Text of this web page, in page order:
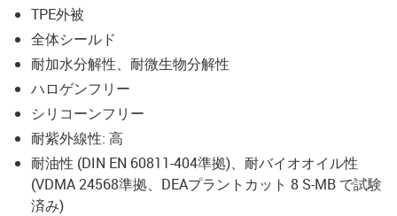
TPE外被
全体シールド
耐加水分解性、耐微生物分解性
ハロゲンフリー
シリコーンフリー
耐紫外線性: 高
耐油性 (DIN EN 60811-404準拠)、耐バイオオイル性
(VDMA 24568準拠、DEAプラントカット 8 S-MB で試験
済み)